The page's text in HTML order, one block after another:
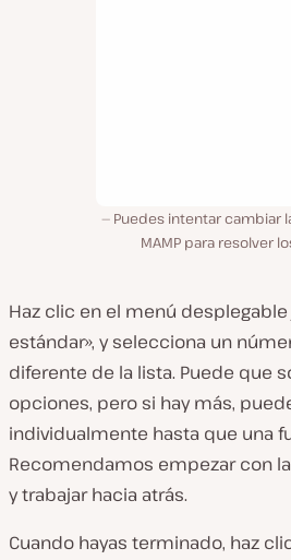
Puedes intentar cambiar
MAMP para resolver
Haz clic en el menú desplegable
estándar», y selecciona un
diferente de la lista. Puede que
opciones, pero si hay más,
individualmente hasta que una
Recomendamos empezar con
y trabajar hacia atrás.
Cuando hayas terminado, haz